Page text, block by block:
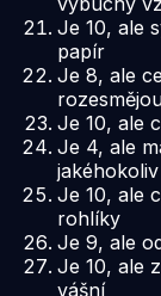
Je 10, ale
papír
Je 8, ale
Je 10, ale
Je 4, ale
Je 10, ale
rohlíky
Je 9, ale
Je 10, ale
vášní